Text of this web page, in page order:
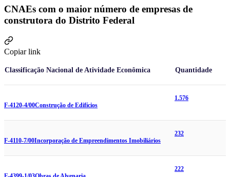
CNAEs com o maior número de empresas de
construtora do Distrito Federal
Copiar link
Classificação Nacional de Atividade Econômica Quantidade
F-4120-4/00Construção de Edifícios
1.576
F-4110-7/00Incorporação de Empreendimentos Imobiliários
232
222